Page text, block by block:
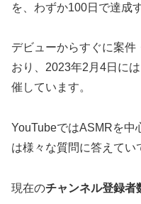
を、わずか100日で達成
デビューからすぐに案件
おり、2023年2月4日に
催しています。
YouTubeではASMRを中
は様々な質問に答えてい
現在のチャンネル登録者